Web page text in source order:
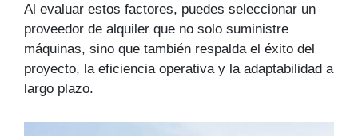
Al evaluar estos factores, puedes seleccionar un
proveedor de alquiler que no solo suministre
máquinas, sino que también respalda el éxito del
proyecto, la eficiencia operativa y la adaptabilidad a
largo plazo.